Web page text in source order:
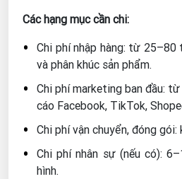
Các hạng mục cần chi:
Chi phí nhập hàng: từ
và phân khúc sản phẩm.
Chi phí marketing ban đầu:
cáo Facebook, TikTok,
Chi phí vận chuyển, đóng
Chi phí nhân sự (nếu có):
hình.